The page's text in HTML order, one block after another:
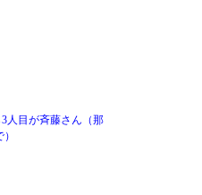
人目が斉藤さん（那